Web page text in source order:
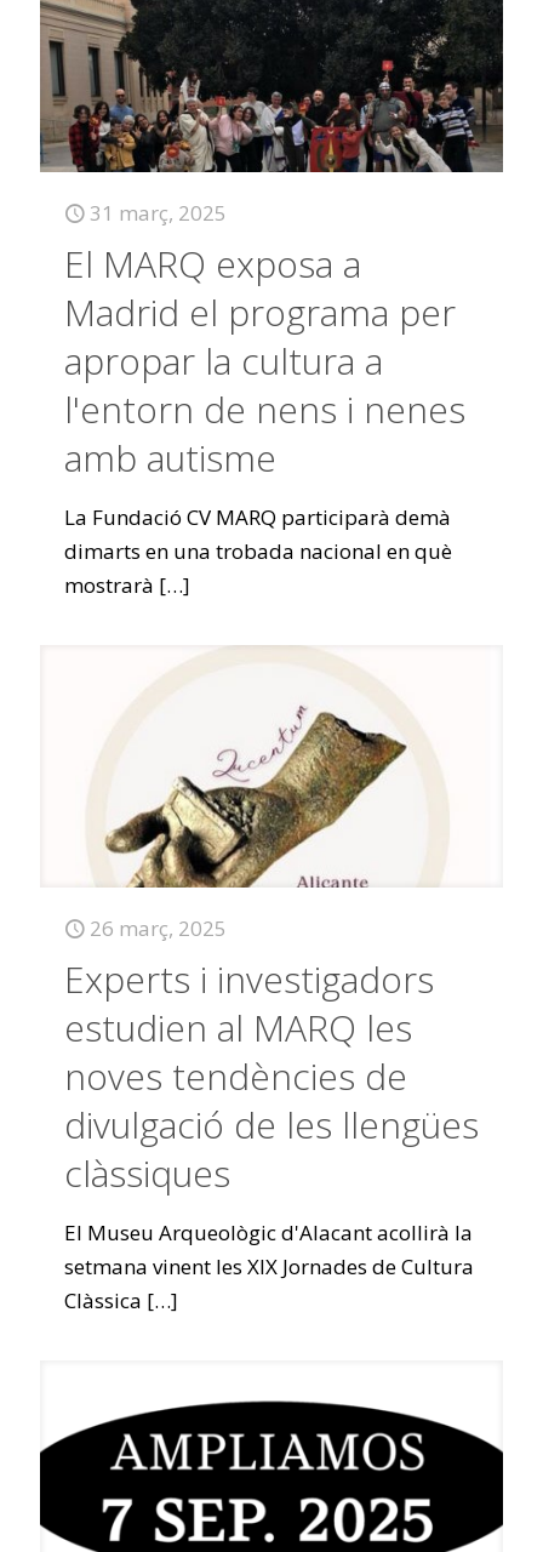
31 març, 2025
El MARQ exposa a
Madrid el programa per
apropar la cultura a
l'entorn de nens i nenes
amb autisme
La Fundació CV MARQ participarà demà
dimarts en una trobada nacional en què
mostrarà […]
26 març, 2025
Experts i investigadors
estudien al MARQ les
noves tendències de
divulgació de les llengües
clàssiques
El Museu Arqueològic d'Alacant acollirà la
setmana vinent les XIX Jornades de Cultura
Clàssica […]